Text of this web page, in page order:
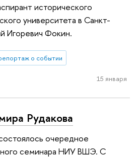
исторического
университета в Санкт-
Игоревич Фокин.
о событии
15 января
Рудакова
очередное
семинара НИУ ВШЭ. С